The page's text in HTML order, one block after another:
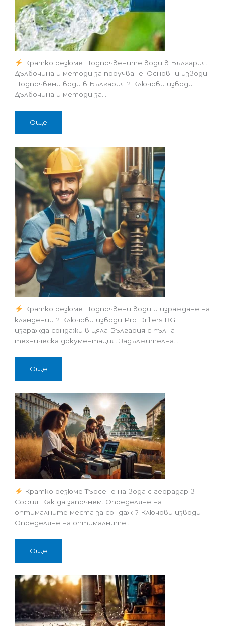
Кратко резюме Подпочвените води в България.
Дълбочина и методи за проучване. Основни изводи.
Подпочвени води в България ? Ключови изводи
Дълбочина и методи за…
Още
Кратко резюме Подпочвени води и израждане на
кланденци ? Ключови изводи Pro Drillers BG
изгражда сондажи в цяла България с пълна
техническа документация. Задължителна…
Още
Кратко резюме Търсене на вода с георадар в
София: Как да започнем. Определяне на
оптималните места за сондаж ? Ключови изводи
Определяне на оптималните…
Още